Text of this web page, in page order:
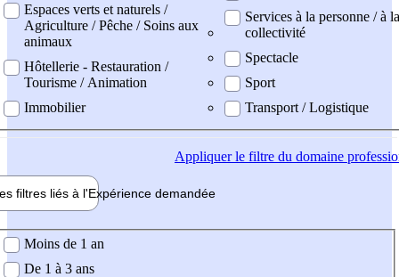
Espaces verts et naturels /
Agriculture / Pêche / Soins aux
animaux
Hôtellerie - Restauration /
Tourisme / Animation
Immobilier
Services à la personne / à la
collectivité
Spectacle
Sport
Transport / Logistique
Appliquerle filtre du domaine
filtres liés à l'Expérience demandée
demandée
Moins de 1 an
De 1 à 3 ans